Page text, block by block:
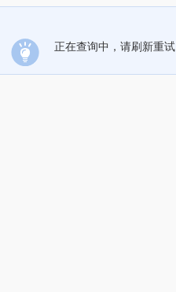
正在查询中，请刷新重试